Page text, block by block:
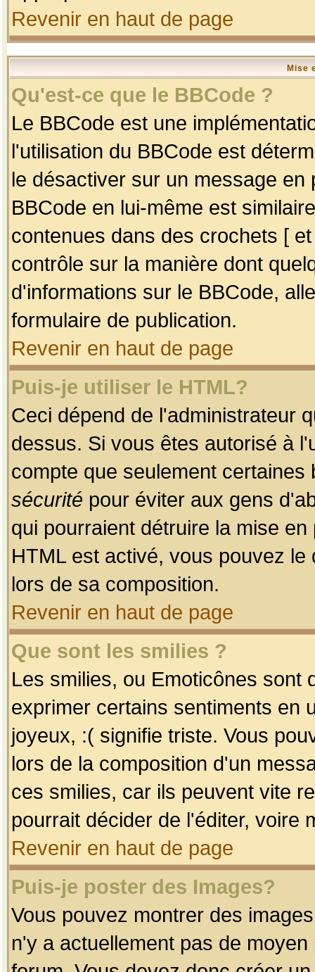
Revenir en haut de page
Mise
Qu'est-ce que le BBCode ?
Le BBCode est une
l'utilisation du BBCode est
le désactiver sur un message
BBCode en lui-même est
contenues dans des crochets [
contrôle sur la manière dont
d'informations sur le BBCode,
formulaire de publication.
Revenir en haut de page
Puis-je utiliser le HTML?
Ceci dépend de l'administrateur
dessus. Si vous êtes autorisé à
compte que seulement
sécurité pour éviter aux gens
qui pourraient détruire la mise
HTML est activé, vous pouvez
lors de sa composition.
Revenir en haut de page
Que sont les smilies ?
Les smilies, ou Emoticônes sont
exprimer certains sentiments en
joyeux, :( signifie triste. Vous
lors de la composition d'un
ces smilies, car ils peuvent vite
pourrait décider de l'éditer, voire
Revenir en haut de page
Puis-je poster des Images?
Vous pouvez montrer des
n'y a actuellement pas de